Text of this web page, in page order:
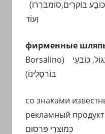
(תוּבִּיטֵיקָה, כּוֹבַע אֶסקִימוֹסִי, כּוֹבַע בּוֹקרִים,סוֹמבּרֶרוֹ
וְעוֹד
фирменные
Borsalino) כּוֹבעֵי
בּוֹרסָלִינוֹ)
со знаками
рекламный
כְּמוּצרֵי פִּרסוּם